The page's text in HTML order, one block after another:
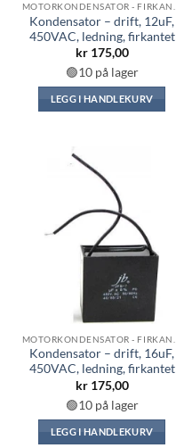
Kondensator – drift, 12uF,
450VAC, ledning, firkantet
kr175,00
🟢10 på lager
LEGG I HANDLEKURV
Kondensator – drift, 16uF,
450VAC, ledning, firkantet
kr175,00
🟢10 på lager
LEGG I HANDLEKURV